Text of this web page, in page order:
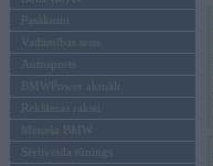
Pasākumi
Vadāmības tests
Autosports
BMWPower aktuāli
Reklāmas raksti
Mēneša BMW
Sērijveida tūnings